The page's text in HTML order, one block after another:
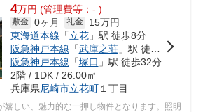
4万円 (管理費等：- )
敷金 0ヶ月 礼金
15万円
東海道本線 「立花」駅 徒歩8分
阪急神戸本線 「武庫之荘」駅 徒歩30分
阪急神戸本線 「塚口 」駅 徒歩32分
2階 / 1DK / 26.00㎡
兵庫県尼崎市立花町１丁目
嬉しい、魅力的な一押し物件となります。照明